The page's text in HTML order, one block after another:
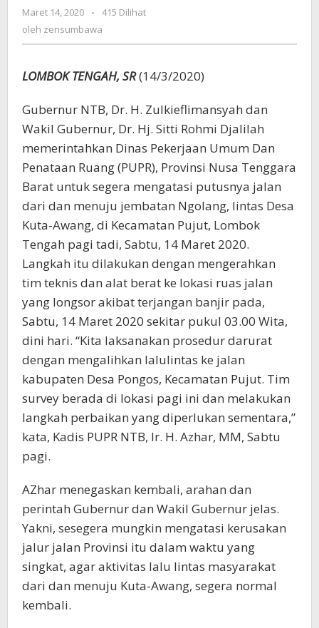
Dinas
Turun
Maret 14, 2020
oleh
zensumbawa
-
415 Dilihat
oleh zensumbawa
LOMBOK TENGAH, SR(14/3/2020)
Gubernur NTB, Dr. H. Zulkieflimansyah dan
Wakil Gubernur, Dr. Hj. Sitti Rohmi Djalilah
memerintahkan Dinas Pekerjaan Umum Dan
Penataan Ruang (PUPR), Provinsi Nusa Tenggara
Barat untuk segera mengatasi putusnya jalan
dari dan menuju jembatan Ngolang, lintas Desa
Kuta-Awang, di Kecamatan Pujut, Lombok
Tengah pagi tadi, Sabtu, 14 Maret 2020.
Langkah itu dilakukan dengan mengerahkan
tim teknis dan alat berat ke lokasi ruas jalan
yang longsor akibat terjangan banjir pada,
Sabtu, 14 Maret 2020 sekitar pukul 03.00 Wita,
dini hari. “Kita laksanakan prosedur darurat
dengan mengalihkan lalulintas ke jalan
kabupaten Desa Pongos, Kecamatan Pujut. Tim
survey berada di lokasi pagi ini dan melakukan
langkah perbaikan yang diperlukan sementara,”
kata, Kadis PUPR NTB, Ir. H. Azhar, MM, Sabtu
pagi.
AZhar menegaskan kembali, arahan dan
perintah Gubernur dan Wakil Gubernur jelas.
Yakni, sesegera mungkin mengatasi kerusakan
jalur jalan Provinsi itu dalam waktu yang
singkat, agar aktivitas lalu lintas masyarakat
dari dan menuju Kuta-Awang, segera normal
kembali.